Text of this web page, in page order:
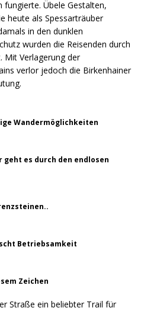
fungierte. Übele Gestalten,
heute als Spessarträuber
in den dunklen
wurden die Reisenden durch
Mit Verlagerung der
verlor jedoch die Birkenhainer
Wandermöglichkeiten
es durch den endlosen
Betriebsamkeit
Zeichen
Straße ein beliebter Trail für